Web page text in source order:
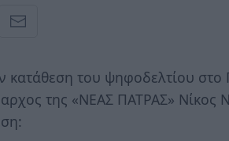
κατάθεση του ψηφοδελτίου στο
της «ΝΕΑΣ ΠΑΤΡΑΣ» Νίκος